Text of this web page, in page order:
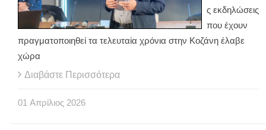
ς εκδηλώσεις
που έχουν
πραγματοποιηθεί τα τελευταία χρόνια στην Κοζάνη έλαβε
χώρα
Διαβάστε Περισσότερα
01 Απρίλιος 2026